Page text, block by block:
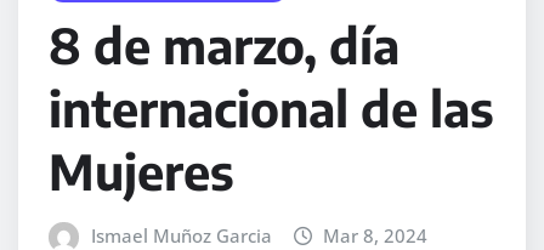
8 de marzo, día
internacional de las
Mujeres
Ismael Muñoz Garcia
Mar 8, 2024